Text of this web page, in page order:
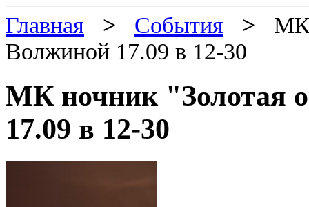
Главная > События > МК
Волжиной 17.09 в 12-30
МК ночник "Золотая
17.09 в 12-30